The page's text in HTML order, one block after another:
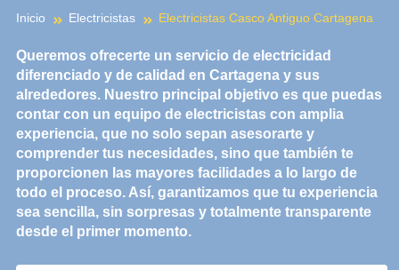
Inicio Electricistas Electricistas Casco Antiguo Cartagena
Queremos ofrecerte un servicio de electricidad
diferenciado y de calidad en Cartagena y sus
alrededores. Nuestro principal objetivo es que puedas
contar con un equipo de electricistas con amplia
experiencia, que no solo sepan asesorarte y
comprender tus necesidades, sino que también te
proporcionen las mayores facilidades a lo largo de
todo el proceso. Así, garantizamos que tu experiencia
sea sencilla, sin sorpresas y totalmente transparente
desde el primer momento.